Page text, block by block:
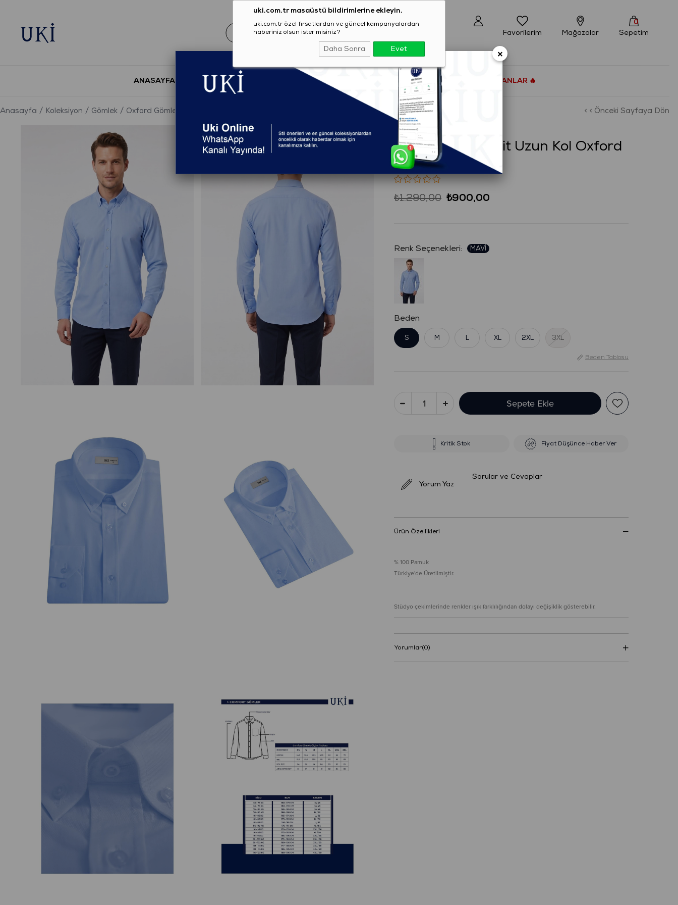
uki.com.tr masaüstü bildirimlerine ekleyin.
uki.com.tr özel fırsatlardan ve güncel kampanyalardan
haberiniz olsun ister misiniz?
Daha Sonra Evet
Sepetim
0
Mağazalar
Favorilerim
ANASAYFA YENİ SEZON AYAKKABI T-SHIRT ÇOK SATANLAR 🔥
Anasayfa Koleksiyon Gömlek Oxford Gömlek < < Önceki Sayfaya Dön
(2304S0510138)
MAVİ Comfort Fit Uzun Kol Oxford
Klasik Gömlek
₺1.290,00 ₺900,00
:
Beden
S M L XL 2XL 3XL
Beden Tablosu
Kritik Stok Fiyat Düşünce Haber Ver
Yorum Yaz
Sorular ve Cevaplar
Ürün Özellikleri
% 100 Pamuk
Türkiye'de Üretilmiştir.
Stüdyo çekimlerinde renkler ışık farklılığından dolayı değişiklik gösterebilir.
Yorumlar(0)
×